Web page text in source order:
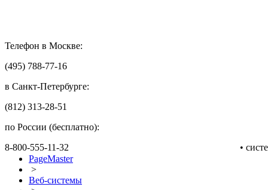
Телефон в Москве:
(495) 788-77-16
в Санкт-Петербурге:
(812) 313-28-51
по России (бесплатно):
8-800-555-11-32
•
PageMaster
>
Веб-системы